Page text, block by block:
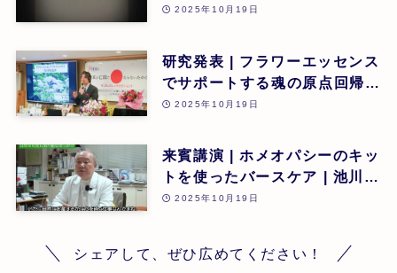
と農業を守る」 | 第26回
2025年10月19日
研究発表 | フラワーエッセンス
でサポートする魂の原点回帰 |
東昭史 | 第26回
2025年10月19日
来賓講演 | ホメオパシーのキッ
トを使ったバースケア | 池川
明 | 第26回
2025年10月19日
シェアして、ぜひ広めてください！